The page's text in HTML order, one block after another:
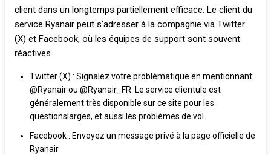
client dans un longtemps partiellement efficace. Le client du
service Ryanair peut s'adresser à la compagnie via Twitter
(X) et Facebook, où les équipes de support sont souvent
réactives.
Twitter (X) : Signalez votre problématique en mentionnant
@Ryanair ou @Ryanair_FR. Le service clientule est
généralement très disponible sur ce site pour les
questionslarges, et aussi les problèmes de vol.
Facebook : Envoyez un message privé à la page officielle de
Ryanair